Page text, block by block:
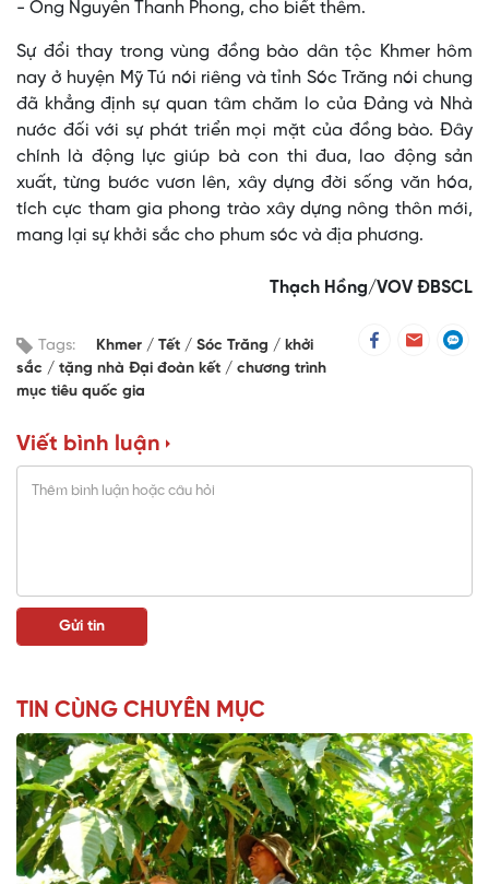
- Ông Nguyễn Thanh Phong, cho biết thêm.
Sự đổi thay trong vùng đồng bào dân tộc Khmer hôm
nay ở huyện Mỹ Tú nói riêng và tỉnh Sóc Trăng nói chung
đã khẳng định sự quan tâm chăm lo của Đảng và Nhà
nước đối với sự phát triển mọi mặt của đồng bào. Đây
chính là động lực giúp bà con thi đua, lao động sản
xuất, từng bước vươn lên, xây dựng đời sống văn hóa,
tích cực tham gia phong trào xây dựng nông thôn mới,
mang lại sự khởi sắc cho phum sóc và địa phương.
Thạch Hồng/VOV ĐBSCL
Tags: Khmer Tết Sóc Trăng
khởi
sắc
tặng nhà Đại đoàn kết
chương trình
mục tiêu quốc gia
Viết bình luận
TIN CÙNG CHUYÊN MỤC